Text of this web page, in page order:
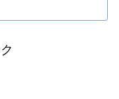
バスの向こうにある、あ